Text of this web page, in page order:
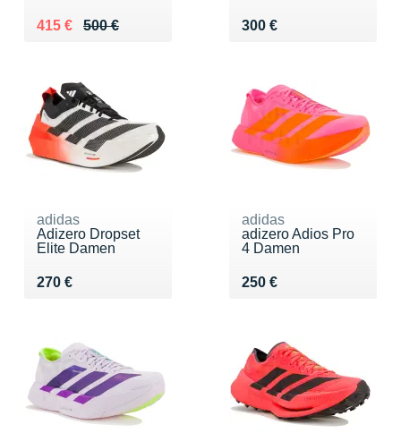
500 €
Au lieu de 500 €
415 €
Vendu 415 € 300 €
Vendu 300 €
adidas
Adizero Dropset
Elite Damen
270 €
Vendu 270 €
adidas
adizero Adios Pro
4 Damen
250 €
Vendu 250 €